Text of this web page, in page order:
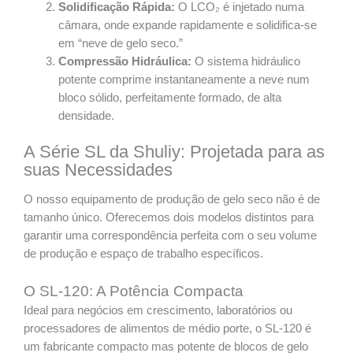
Solidificação Rápida: O LCO₂ é injetado numa
câmara, onde expande rapidamente e solidifica-se
em “neve de gelo seco.”
Compressão Hidráulica: O sistema hidráulico
potente comprime instantaneamente a neve num
bloco sólido, perfeitamente formado, de alta
densidade.
A Série SL da Shuliy: Projetada para as
suas Necessidades
O nosso equipamento de produção de gelo seco não é de
tamanho único. Oferecemos dois modelos distintos para
garantir uma correspondência perfeita com o seu volume
de produção e espaço de trabalho específicos.
O SL-120: A Potência Compacta
Ideal para negócios em crescimento, laboratórios ou
processadores de alimentos de médio porte, o SL-120 é
um fabricante compacto mas potente de blocos de gelo